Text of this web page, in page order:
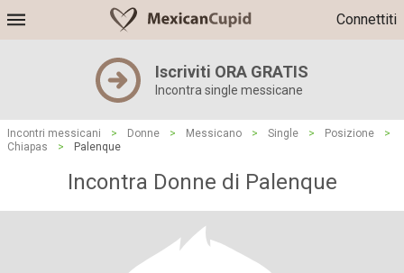
Connettiti
Iscriviti ORA GRATIS
Incontra single messicane
Incontri messicani > Donne > Messicano > Single > Posizione
>
Chiapas
> Palenque
Incontra Donne di Palenque